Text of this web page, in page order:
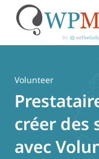
contenu
Volunteer
créer des
avec